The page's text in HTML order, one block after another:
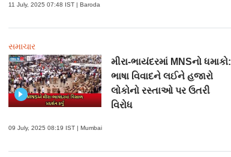
11 July, 2025 07:48 IST | Baroda
સમાચાર
મીરા-ભાયંદરમાં MNSનો ધમાકો:
ભાષા વિવાદને લઈને હજારો
લોકોનો રસ્તાઓ પર ઉતરી
વિરોધ
09 July, 2025 08:19 IST | Mumbai